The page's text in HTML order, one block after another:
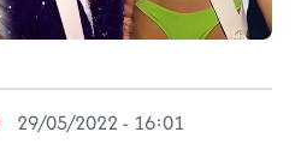
29/05/2022 - 16:01